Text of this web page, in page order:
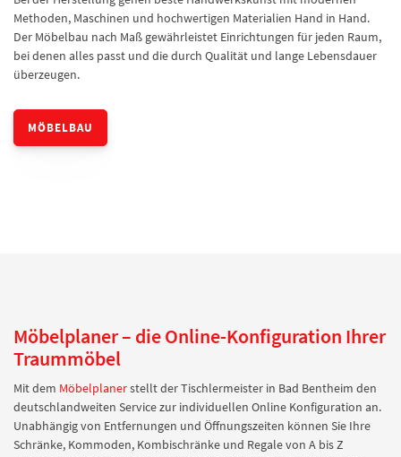
Methoden, Maschinen und hochwertigen Materialien Hand in Hand.
Der Möbelbau nach Maß gewährleistet Einrichtungen für jeden Raum,
bei denen alles passt und die durch Qualität und lange Lebensdauer
überzeugen.
MÖBELBAU
Möbelplaner – die Online-Konfiguration Ihrer
Traummöbel
Mit dem Möbelplanerstellt der Tischlermeister in Bad Bentheim den
deutschlandweiten Service zur individuellen Online Konfiguration an.
Unabhängig von Entfernungen und Öffnungszeiten können Sie Ihre
Schränke, Kommoden, Kombischränke und Regale von A bis Z